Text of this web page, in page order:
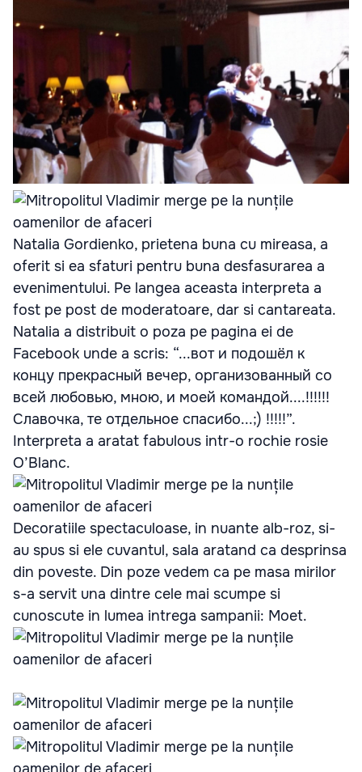
Natalia Gordienko, prietena buna cu mireasa, a
oferit si ea sfaturi pentru buna desfasurarea a
evenimentului. Pe langea aceasta interpreta a
fost pe post de moderatoare, dar si cantareata.
Natalia a distribuit o poza pe pagina ei de
Facebook unde a scris: “...вот и подошёл к
концу прекрасный вечер, организованный со
всей любовью, мною, и моей командой....!!!!!!
Славочка, те отдельное спасибо...;) !!!!!”.
Interpreta a aratat fabulous intr-o rochie rosie
O’Blanc.
Decoratiile spectaculoase, in nuante alb-roz, si-
au spus si ele cuvantul, sala aratand ca desprinsa
din poveste. Din poze vedem ca pe masa mirilor
s-a servit una dintre cele mai scumpe si
cunoscute in lumea intrega sampanii: Moet.